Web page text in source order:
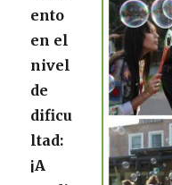
ento
en el
nivel
de
dificu
ltad:
¡A